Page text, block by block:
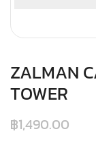
ZALMAN
TOWER
฿1,490.00